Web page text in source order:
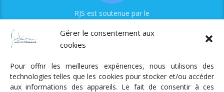
Gérer le consentement aux
cookies
Pour offrir les meilleures expériences, nous utilisons des
technologies telles que les cookies pour stocker et/ou accéder
aux informations des appareils. Le fait de consentir à ces
RJS est soutenue par le